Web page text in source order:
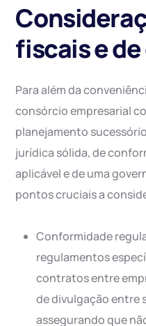
fiscais e
Para além da
consórcio empresarial
planejamento
jurídica sólida, de
aplicável e de uma
pontos cruciais a
Conformidade
regulamentos
contratos entre
de divulgação entre
assegurando que